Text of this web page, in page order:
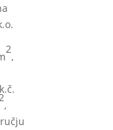
2
,
2
,